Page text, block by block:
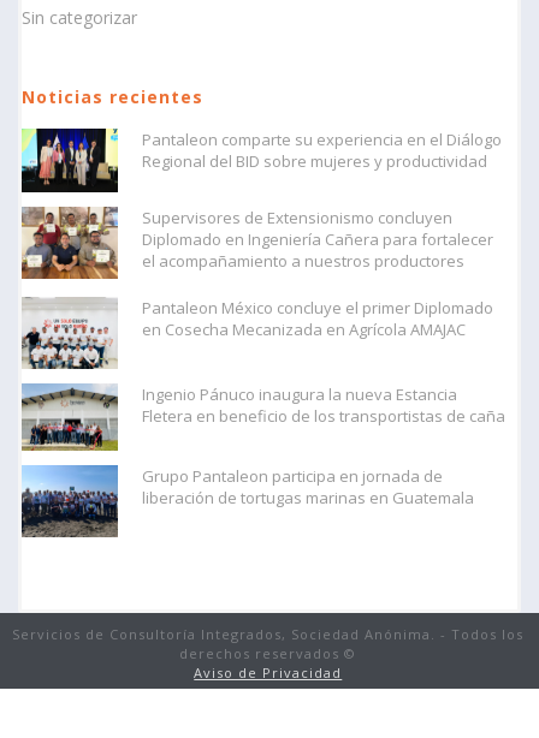
Sin categorizar
Noticias recientes
Pantaleon comparte su experiencia en el Diálogo
Regional del BID sobre mujeres y productividad
Supervisores de Extensionismo concluyen
Diplomado en Ingeniería Cañera para fortalecer
el acompañamiento a nuestros productores
Pantaleon México concluye el primer Diplomado
en Cosecha Mecanizada en Agrícola AMAJAC
Ingenio Pánuco inaugura la nueva Estancia
Fletera en beneficio de los transportistas de caña
Grupo Pantaleon participa en jornada de
liberación de tortugas marinas en Guatemala
Servicios de Consultoría Integrados, Sociedad Anónima. - Todos los
derechos reservados ©
Aviso de Privacidad